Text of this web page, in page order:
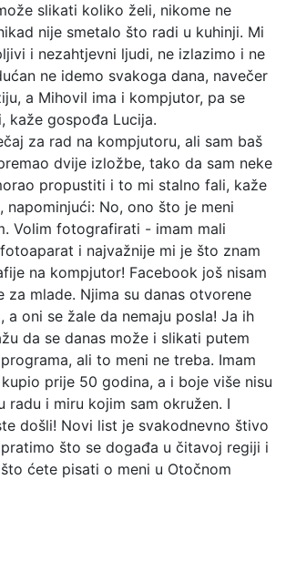
slikati koliko želi, nikome ne
nije smetalo što radi u kuhinji. Mi
i nezahtjevni ljudi, ne izlazimo i ne
ne idemo svakoga dana, navečer
a Mihovil ima i kompjutor, pa se
kaže gospođa Lucija.
za rad na kompjutoru, ali sam baš
dvije izložbe, tako da sam neke
propustiti i to mi stalno fali, kaže
napominjući: No, ono što je meni
Volim fotografirati - imam mali
i najvažnije mi je što znam
na kompjutor! Facebook još nisam
za mlade. Njima su danas otvorene
a oni se žale da nemaju posla! Ja ih
da se danas može i slikati putem
ali to meni ne treba. Imam
prije 50 godina, a i boje više nisu
radu i miru kojim sam okružen. I
došli! Novi list je svakodnevno štivo
što se događa u čitavoj regiji i
ćete pisati o meni u Otočnom